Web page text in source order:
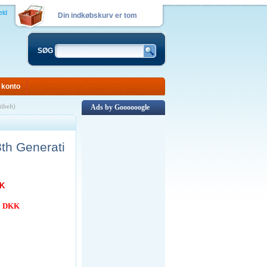
Din indkøbskurv er tom
SØG
konto
Generati
DKK
Ads by Goooooogle